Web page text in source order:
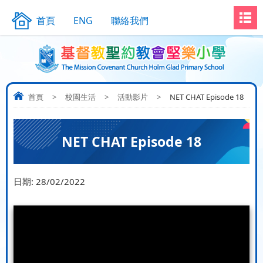
首頁 ENG 聯絡我們
首頁 > 校園生活 > 活動影片 > NET CHAT Episode 18
NET CHAT Episode 18
日期: 28/02/2022